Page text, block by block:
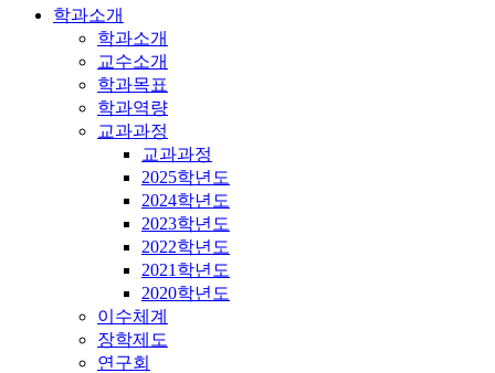
학과소개
학과소개
교수소개
학과목표
학과역량
교과과정
교과과정
2025학년도
2024학년도
2023학년도
2022학년도
2021학년도
2020학년도
이수체계
장학제도
연구회